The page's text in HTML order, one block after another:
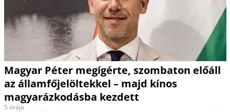
Magyar Péter megígérte, szombaton előáll
az államfőjelöltekkel – majd kínos
magyarázkodásba kezdett
5 órája